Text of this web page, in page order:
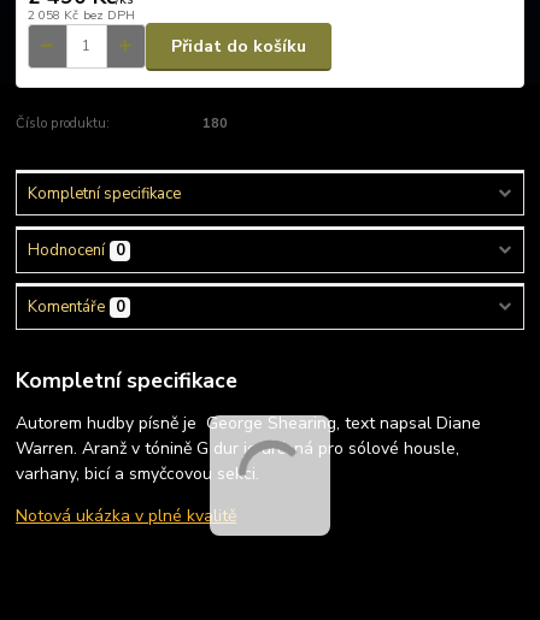
2 058 Kč bez DPH
Přidat do košíku
Číslo produktu: 180
Kompletní specifikace
Hodnocení 0
Komentáře 0
Kompletní specifikace
Autorem hudby písně je George Shearing, text napsal Diane
Warren. Aranž v tónině G dur je určená pro sólové housle,
varhany, bicí a smyčcovou sekci.
Notová ukázka v plné kvalitě